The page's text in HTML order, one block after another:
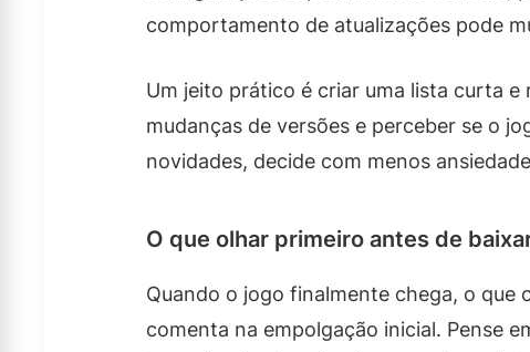
comportamento de atualizações pode
Um jeito prático é criar uma lista curta
mudanças de versões e perceber se o
novidades, decide com menos
O que olhar primeiro antes de
Quando o jogo finalmente chega, o que
comenta na empolgação inicial. Pense